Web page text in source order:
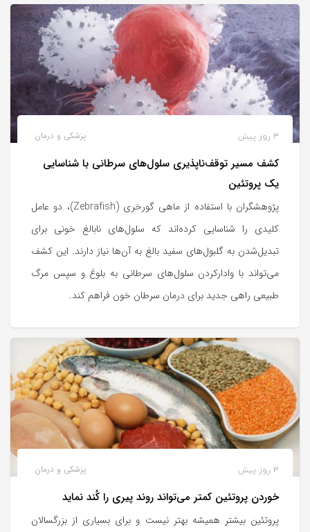
پزشکی و درمان 3 روز پیش
کشف مسیر توقف‌ناپذیری سلول‌های سرطانی با شناسایی
یک پروتئین
پژوهشگران با استفاده از ماهی گورخری (Zebrafish)، دو عامل
کلیدی را شناسایی کرده‌اند که سلول‌های نابالغ خونی برای
تبدیل‌شدن به گلبول‌های سفید بالغ به آن‌ها نیاز دارند. این کشف
می‌تواند با وادارکردن سلول‌های سرطانی به بلوغ و سپس مرگ
طبیعی راهی جدید برای درمان سرطان خون فراهم کند.
پزشکی و درمان 3 روز پیش
خوردن پروتئین کمتر می‌تواند روند پیری را کُند نماید
پروتئین بیشتر همیشه بهتر نیست و برای بسیاری از بزرگسالان